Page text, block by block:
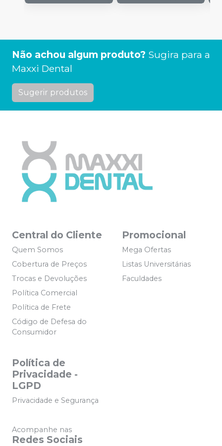
Não achou algum produto? Sugira para a
Maxxi Dental
Sugerir produtos
Central do Cliente
Quem Somos
Cobertura de Preços
Trocas e Devoluções
Política Comercial
Política de Frete
Código de Defesa do
Consumidor
Promocional
Mega Ofertas
Listas Universitárias
Faculdades
Política de
Privacidade -
LGPD
Privacidade e Segurança
Acompanhe nas
Redes Sociais